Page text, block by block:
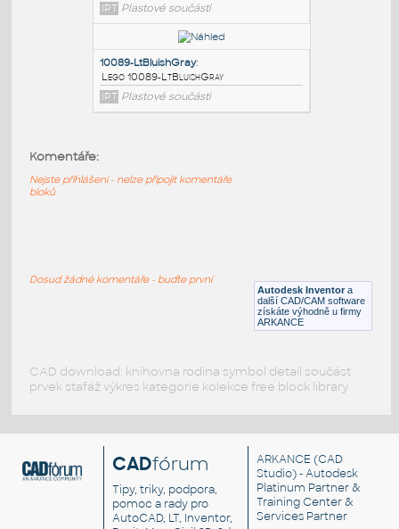
6538b-Red:
Lego 6538b-Red
IPT Plastové součásti
Lego 6538b-Black
Lego 10089-LtBluishGray
Autodesk Inventor a
další CAD/CAM software
získáte výhodně u firmy
ARKANCE
Komentáře:
Nejste přihlášeni - nelze připojit komentáře
bloků
Dosud žádné komentáře - buďte první
CAD download: knihovna rodina symbol detail součást
prvek stafáž výkres kategorie kolekce free block library
CADfórum
Tipy, triky, podpora,
pomoc a rady pro
AutoCAD, LT, Inventor,
ARKANCE (CAD
Studio) - Autodesk
Platinum Partner &
Training Center &
Services Partner